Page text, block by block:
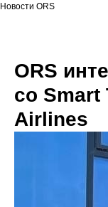
Новости ORS
ORS
со Smart
Airlines